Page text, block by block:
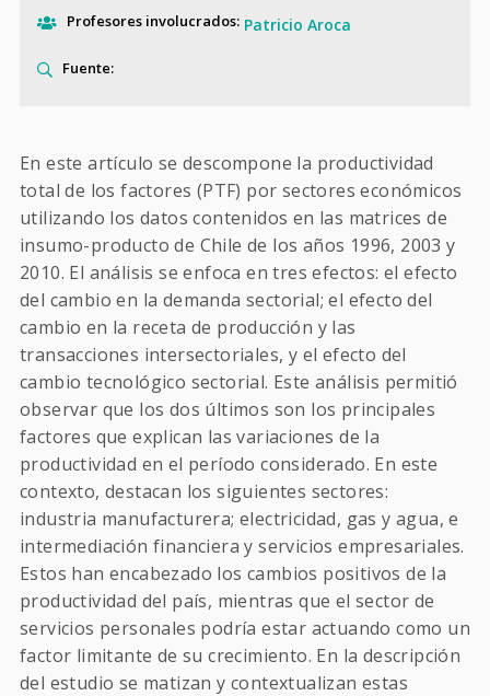
Profesores involucrados: Patricio Aroca
Fuente:
En este artículo se descompone la productividad
total de los factores (PTF) por sectores económicos
utilizando los datos contenidos en las matrices de
insumo-producto de Chile de los años 1996, 2003 y
2010. El análisis se enfoca en tres efectos: el efecto
del cambio en la demanda sectorial; el efecto del
cambio en la receta de producción y las
transacciones intersectoriales, y el efecto del
cambio tecnológico sectorial. Este análisis permitió
observar que los dos últimos son los principales
factores que explican las variaciones de la
productividad en el período considerado. En este
contexto, destacan los siguientes sectores:
industria manufacturera; electricidad, gas y agua, e
intermediación financiera y servicios empresariales.
Estos han encabezado los cambios positivos de la
productividad del país, mientras que el sector de
servicios personales podría estar actuando como un
factor limitante de su crecimiento. En la descripción
del estudio se matizan y contextualizan estas